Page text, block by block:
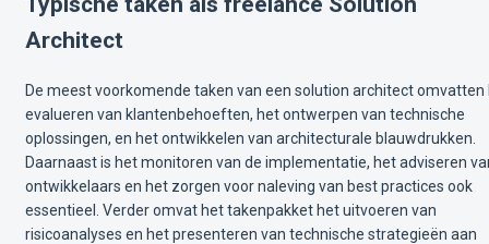
Architect
De meest voorkomende taken van een solution architect omvatten
evalueren van klantenbehoeften, het ontwerpen van technische
oplossingen, en het ontwikkelen van architecturale blauwdrukken.
Daarnaast is het monitoren van de implementatie, het adviseren
ontwikkelaars en het zorgen voor naleving van best practices ook
essentieel. Verder omvat het takenpakket het uitvoeren van
risicoanalyses en het presenteren van technische strategieën aan